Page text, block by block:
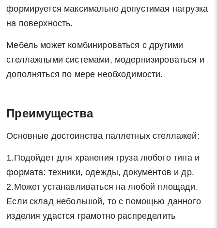
формируется максимально допустимая нагрузка
на поверхность.
Мебель может комбинироваться с другими
стеллажными системами, модернизироваться и
дополняться по мере необходимости.
Преимущества
Основные достоинства паллетных стеллажей:
1.Подойдет для хранения груза любого типа и
формата: техники, одежды, документов и др.
2.Может устанавливаться на любой площади.
Если склад небольшой, то с помощью данного
изделия удастся грамотно распределить